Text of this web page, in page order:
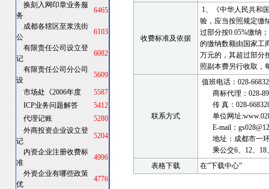
换刻入网印章业务服
务
6465
成都各辖区至浆洗街
公
6103
有限责任公司设立登
记
6082
有限责任公司分公司
设
5609
市场处《2006年度
5587
ICP业务问题解答
5412
代理记账
5280
外商投资企业设立登
记
5204
内资企业注册收费标
准
4996
外资企业有哪些政策
优
4776
收费标准及依据
1、《中华人民共和
验，应当按照规定缴
过部分按0.05%缴纳
的缴纳数额由国家工
万元的，其超过部分
照副本费另行收取，
联系方式
值班电话： 028-
商标代理： 028-
传 真： 028-
单位网址
E-mail：
地址： 成都市一
乘公交6、 12、 18
表格下载
在”下载中心”